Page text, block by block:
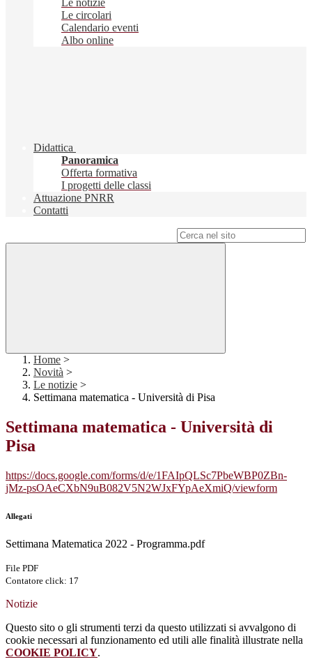
Le notizie
Le circolari
Calendario eventi
Albo online
Didattica
Panoramica
Offerta formativa
I progetti delle classi
Attuazione PNRR
Contatti
Home >
Novità >
Le notizie >
Settimana matematica - Università di Pisa
Settimana matematica - Università di
Pisa
https://docs.google.com/forms/d/e/1FAIpQLSc7PbeWBP0ZBn-
jMz-psOAeCXbN9uB082V5N2WJxFYpAeXmiQ/viewform
Allegati
Settimana Matematica 2022 - Programma.pdf
File PDF
Contatore click: 17
Notizie
Questo sito o gli strumenti terzi da questo utilizzati si avvalgono di
cookie necessari al funzionamento ed utili alle finalità illustrate nella
COOKIE POLICY.